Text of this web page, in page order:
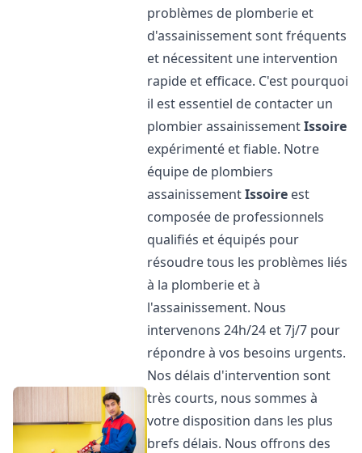
problèmes de plomberie et
d'assainissement sont fréquents
et nécessitent une intervention
rapide et efficace. C'est pourquoi
il est essentiel de contacter un
plombier assainissementIssoire
expérimenté et fiable. Notre
équipe de plombiers
assainissementIssoire est
composée de professionnels
qualifiés et équipés pour
résoudre tous les problèmes liés
à la plomberie et à
l'assainissement. Nous
intervenons 24h/24 et 7j/7 pour
répondre à vos besoins urgents.
Nos délais d'intervention sont
très courts, nous sommes à
votre disposition dans les plus
brefs délais. Nous offrons des